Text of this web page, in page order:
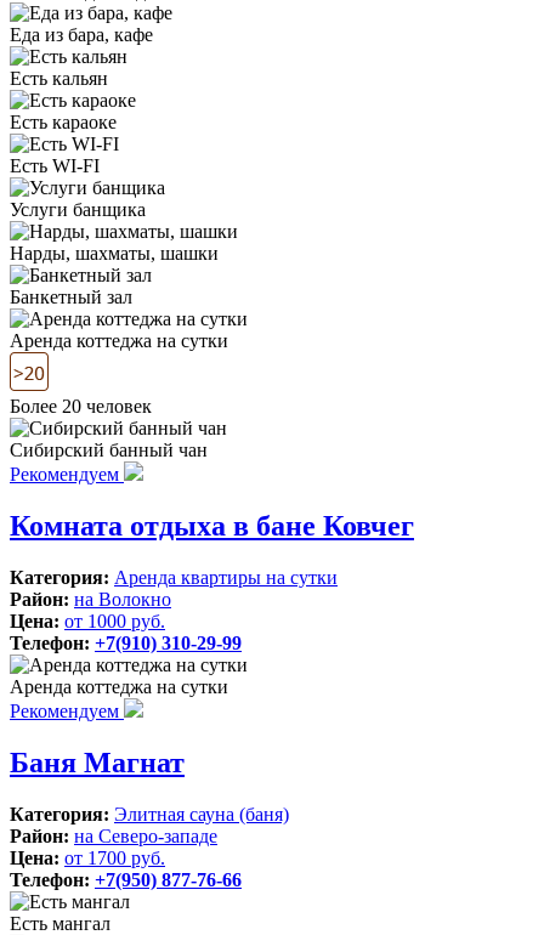
Еда из бара, кафе
Есть кальян
Есть караоке
Есть WI-FI
Услуги банщика
Нарды, шахматы, шашки
Банкетный зал
Аренда коттеджа на сутки
Более 20 человек
Сибирский банный чан
Рекомендуем
Комната отдыха в бане Ковчег
Категория: Аренда квартиры на сутки
Район: на Волокно
Цена: от 1000 руб.
Телефон: +7(910) 310-29-99
Аренда коттеджа на сутки
Рекомендуем
Баня Магнат
Категория: Элитная сауна (баня)
Район: на Северо-западе
Цена: от 1700 руб.
Телефон: +7(950) 877-76-66
Есть мангал